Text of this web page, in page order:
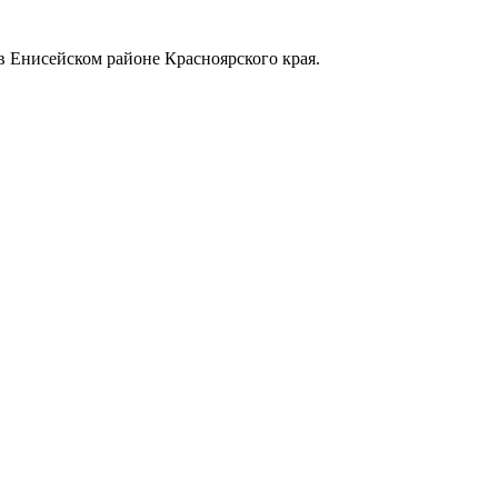
районе Красноярского края.